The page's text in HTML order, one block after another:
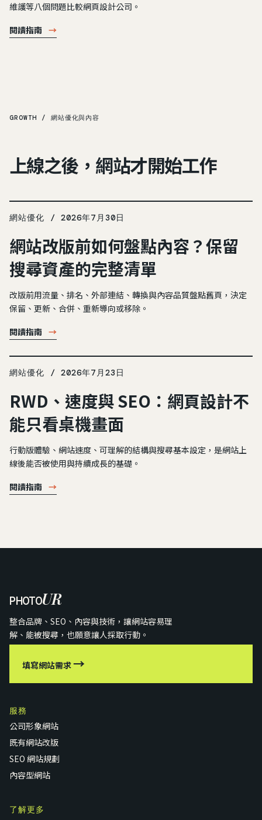
維護等八個問題比較網頁設計公司。
閱讀指南 →
GROWTH / 網站優化與內容
上線之後，網站才開始工作
網站優化 / 2026年7月30日
網站改版前如何盤點內容？保留
搜尋資產的完整清單
改版前用流量、排名、外部連結、轉換與內容品質盤點舊頁，決定
保留、更新、合併、重新導向或移除。
閱讀指南 →
網站優化 / 2026年7月23日
RWD、速度與 SEO：網頁設計不
能只看桌機畫面
行動版體驗、網站速度、可理解的結構與搜尋基本設定，是網站上
線後能否被使用與持續成長的基礎。
閱讀指南 →
PHOTOUR
整合品牌、SEO、內容與技術，讓網站容易理
解、能被搜尋，也願意讓人採取行動。
填寫網站需求→
服務
公司形象網站
既有網站改版
SEO 網站規劃
內容型網站
了解更多